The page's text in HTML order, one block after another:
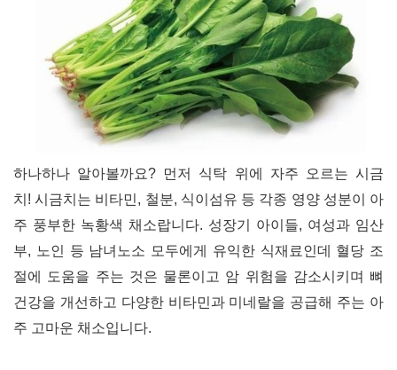
하나하나 알아볼까요? 먼저 식탁 위에 자주 오르는 시금
치 !시금치는 비타민, 철분, 식이섬유 등 각종 영양 성분이 아
주 풍부한 녹황색 채소랍니다. 성장기 아이들, 여성과 임산
부, 노인 등 남녀노소 모두에게 유익한 식재료인데 혈당 조
절에 도움을 주는 것은 물론이고 암 위험을 감소시키며 뼈
건강을 개선하고 다양한 비타민과 미네랄을 공급해 주는 아
주 고마운 채소입니다.